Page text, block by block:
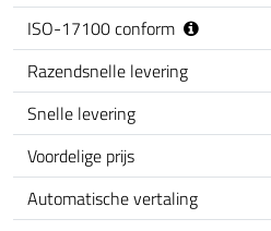
ISO-17100 conform
Razendsnelle levering
Snelle levering
Voordelige prijs
Automatische vertaling